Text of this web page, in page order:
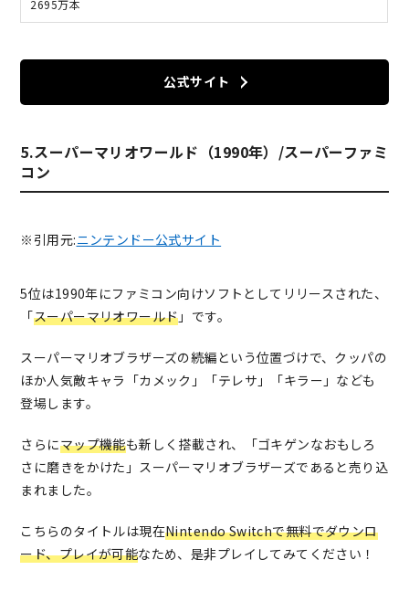
2695万本
公式サイト
5.スーパーマリオワールド（1990年）/スーパーファミ
コン
※引用元:ニンテンドー公式サイト
5位は1990年にファミコン向けソフトとしてリリースされた、
「スーパーマリオワールド 」です。
スーパーマリオブラザーズの続編という位置づけで、クッパの
ほか人気敵キャラ「カメック」「テレサ」「キラー」なども
登場します。
さらにマップ機能も新しく搭載され、「ゴキゲンなおもしろ
さに磨きをかけた」スーパーマリオブラザーズであると売り込
まれました。
こちらのタイトルは現在Nintendo Switchで無料でダウンロ
ード、プレイが可能なため、是非プレイしてみてください！